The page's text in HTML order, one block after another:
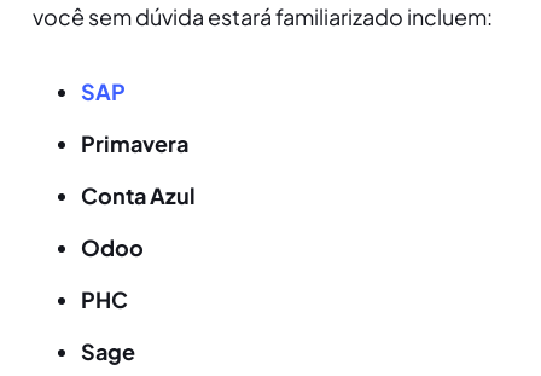
você sem dúvida estará familiarizado incluem:
SAP
Primavera
Conta Azul
Odoo
PHC
Sage